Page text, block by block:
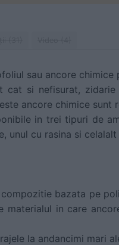
sau ancore
cat si nefisurat,
ancore chimice
in trei tipuri de
unul cu rasina si
bazata pe
in care
la andancimi mari